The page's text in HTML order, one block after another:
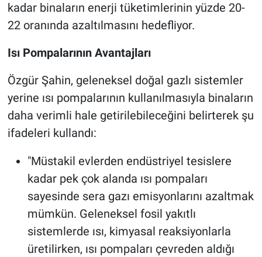
kadar binaların enerji tüketimlerinin yüzde 20-
22 oranında azaltılmasını hedefliyor.
Isı Pompalarının Avantajları
Özgür Şahin, geleneksel doğal gazlı sistemler
yerine ısı pompalarının kullanılmasıyla binaların
daha verimli hale getirilebileceğini belirterek şu
ifadeleri kullandı:
"Müstakil evlerden endüstriyel tesislere
kadar pek çok alanda ısı pompaları
sayesinde sera gazı emisyonlarını azaltmak
mümkün. Geleneksel fosil yakıtlı
sistemlerde ısı, kimyasal reaksiyonlarla
üretilirken, ısı pompaları çevreden aldığı